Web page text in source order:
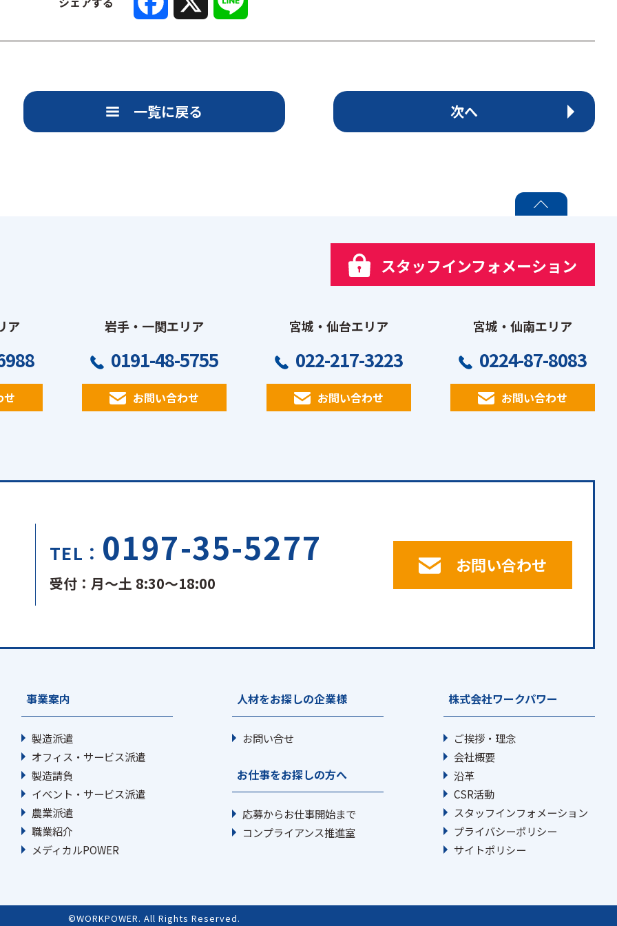
c
o
n
一覧に戻る 次へ
スタッフインフォメーション
ア
せ
岩手・一関エリア
0191-48-5755
お問い合わせ
宮城・仙台エリア
022-217-3223
お問い合わせ
宮城・仙南エリア
0224-87-8083
お問い合わせ
TEL： 0197-35-5277
受付：月～土 8:30～18:00
お問い合わせ
事業案内
製造派遣
オフィス・サービス派遣
製造請負
イベント・サービス派遣
農業派遣
職業紹介
メディカルPOWER
人材をお探しの企業様
お問い合せ
お仕事をお探しの方へ
応募からお仕事開始まで
コンプライアンス推進室
株式会社ワークパワー
ご挨拶・理念
会社概要
沿革
CSR活動
スタッフインフォメーション
プライバシーポリシー
サイトポリシー
©WORKPOWER. All Rights Reserved.